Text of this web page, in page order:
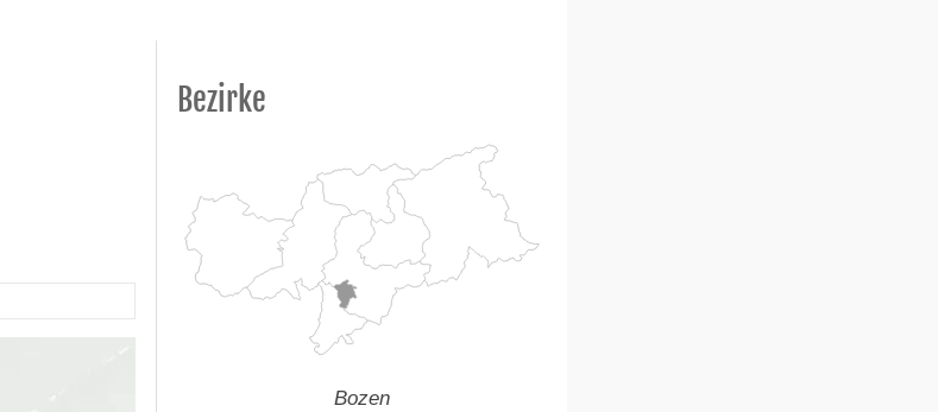
Bezirke
Bozen